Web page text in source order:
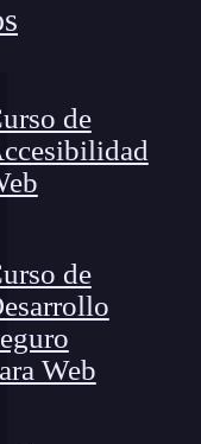
de
de
Web